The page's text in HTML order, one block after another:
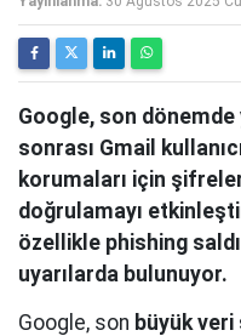
Google, son
sonrası Gmail
korumaları için
doğrulamayı
özellikle phishing
uyarılarda bulunuyor.
Google, son büyük veri